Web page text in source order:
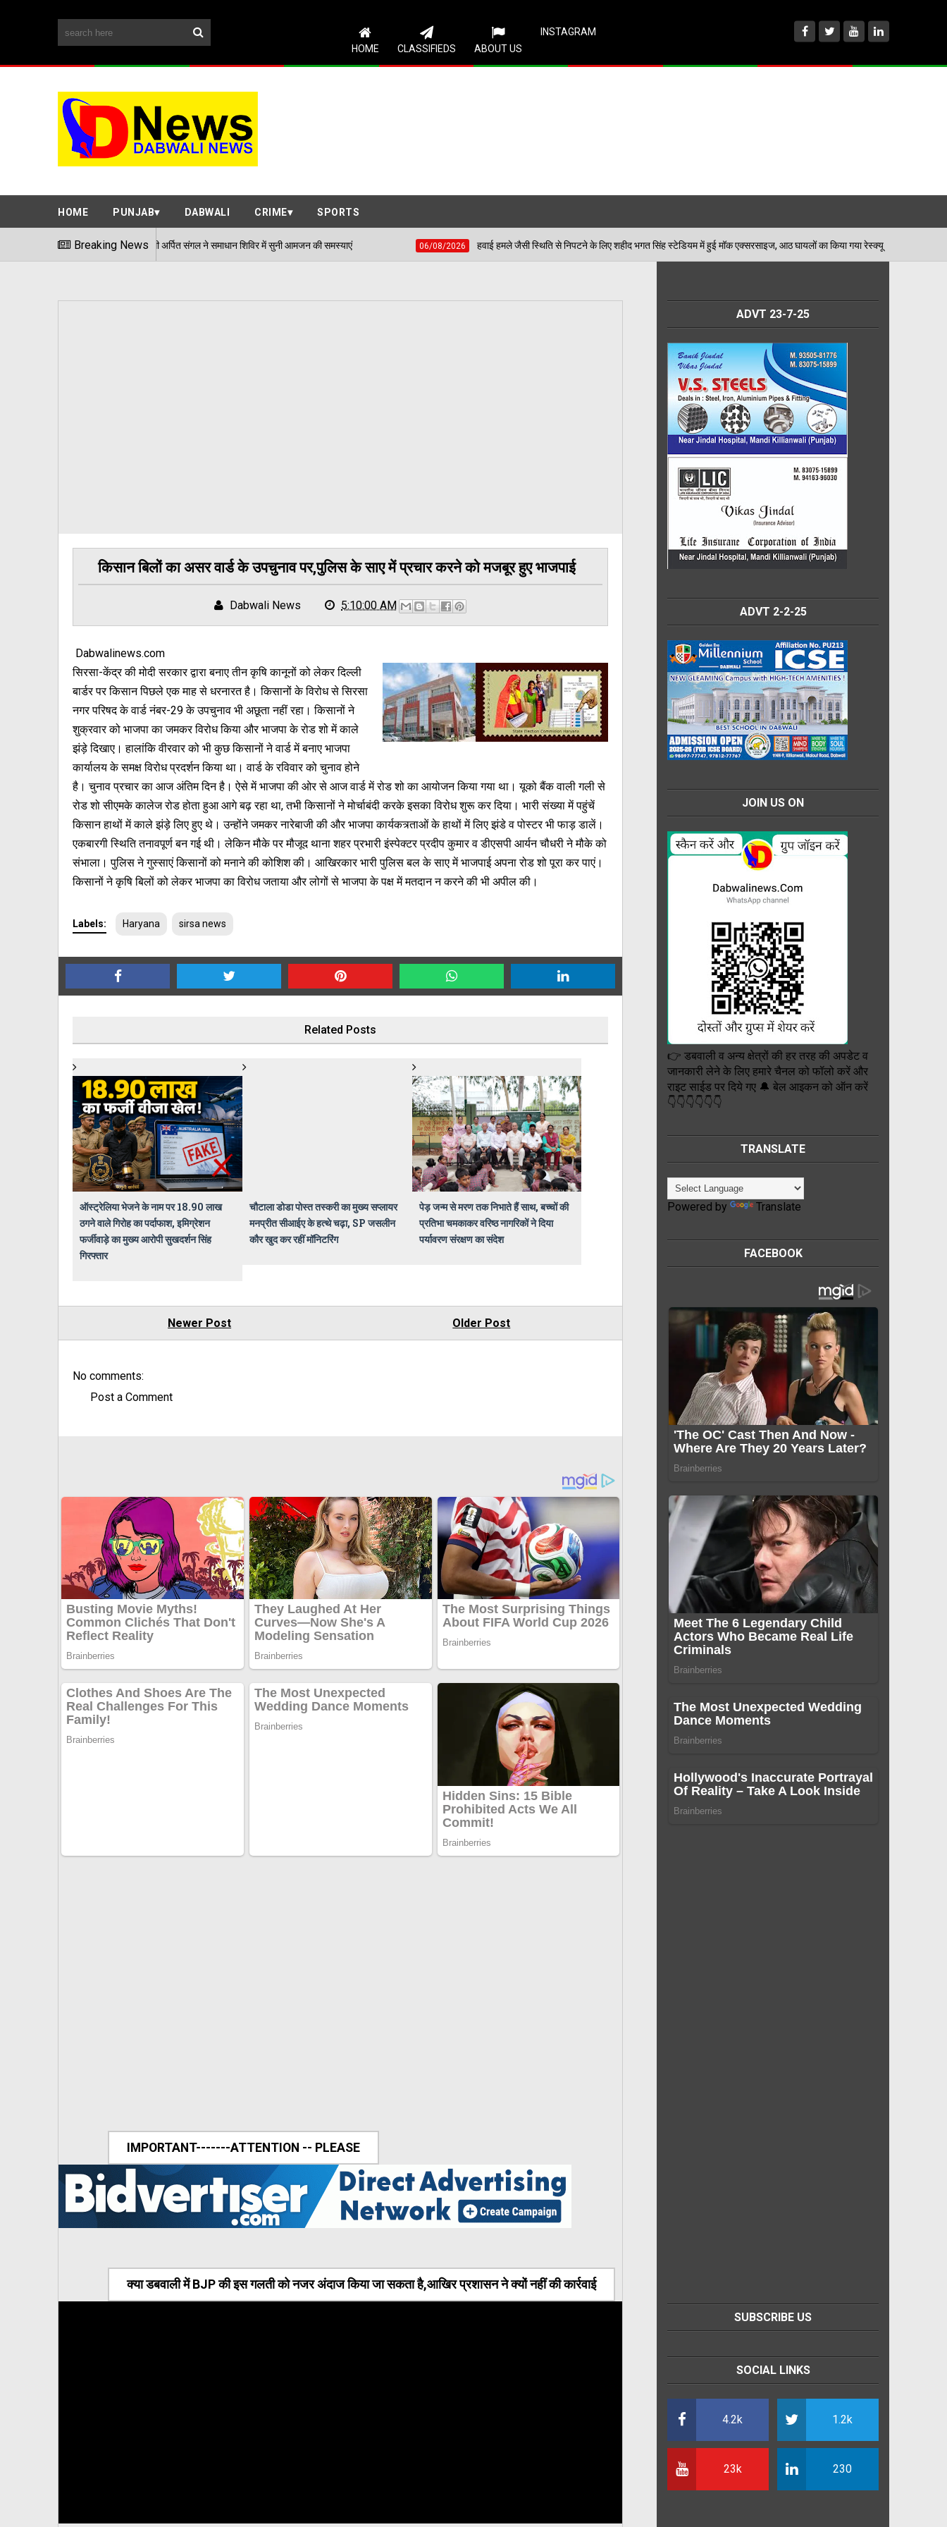
HOME CLASSIFIEDS ABOUT US
INSTAGRAM
HOME PUNJAB DABWALI CRIME SPORTS
Breaking News
06/08/2026 एडीसी अर्पित संगल ने समाधान शिविर में सुनी आमजन की समस्याएं हवाई हमले जैसी स्थिति से निपटने के लिए शहीद भगत सिंह स्टेडियम में हुई मॉक एक्सरसाइज, आठ घायलों का किया गया रेस्क्यू
किसान बिलों का असर वार्ड के उपचुनाव पर,पुलिस के साए में प्रचार करने को मजबूर हुए भाजपाई
Dabwali News 5:10:00 AM
Dabwalinews.com
सिरसा-केंद्र की मोदी सरकार द्वारा बनाए तीन कृषि कानूनों को लेकर दिल्ली
बार्डर पर किसान पिछले एक माह से धरनारत है। किसानों के विरोध से सिरसा
नगर परिषद के वार्ड नंबर-29 के उपचुनाव भी अछूता नहीं रहा। किसानों ने
शुक्रवार को भाजपा का जमकर विरोध किया और भाजपा के रोड शो में काले
झंड़े दिखाए। हालांकि वीरवार को भी कुछ किसानों ने वार्ड में बनाए भाजपा
कार्यालय के समक्ष विरोध प्रदर्शन किया था। वार्ड के रविवार को चुनाव होने
है। चुनाव प्रचार का आज अंतिम दिन है। ऐसे में भाजपा की ओर से आज वार्ड में रोड शो का आयोजन किया गया था। यूको बैंक वाली गली से
रोड शो सीएमके कालेज रोड होता हुआ आगे बढ़ रहा था, तभी किसानों ने मोर्चाबंदी करके इसका विरोध शुरू कर दिया। भारी संख्या में पहुंचें
किसान हाथों में काले झंड़े लिए हुए थे। उन्होंने जमकर नारेबाजी की और भाजपा कार्यकत्र्ताओं के हाथों में लिए झंडे व पोस्टर भी फाड़ डालें।
एकबारगी स्थिति तनावपूर्ण बन गई थी। लेकिन मौके पर मौजूद थाना शहर प्रभारी इंस्पेक्टर प्रदीप कुमार व डीएसपी आर्यन चौधरी ने मौके को
संभाला। पुलिस ने गुस्साएं किसानों को मनाने की कोशिश की। आखिरकार भारी पुलिस बल के साए में भाजपाई अपना रोड शो पूरा कर पाएं।
किसानों ने कृषि बिलों को लेकर भाजपा का विरोध जताया और लोगों से भाजपा के पक्ष में मतदान न करने की भी अपील की।
Labels: Haryana sirsa news
Related Posts
ऑस्ट्रेलिया भेजने के नाम पर 18.90 लाख
ठगने वाले गिरोह का पर्दाफाश, इमिग्रेशन
फर्जीवाड़े का मुख्य आरोपी सुखदर्शन सिंह
गिरफ्तार
चौटाला डोडा पोस्त तस्करी का मुख्य सप्लायर
मनप्रीत सीआईए के हत्थे चढ़ा, SP जसलीन
कौर खुद कर रहीं मॉनिटरिंग
पेड़ जन्म से मरण तक निभाते हैं साथ, बच्चों की
प्रतिभा चमकाकर वरिष्ठ नागरिकों ने दिया
पर्यावरण संरक्षण का संदेश
Newer Post Older Post
No comments:
Post a Comment
IMPORTANT-------ATTENTION -- PLEASE
क्या डबवाली में BJP की इस गलती को नजर अंदाज किया जा सकता है,आखिर प्रशासन ने क्यों नहीं की कार्रवाई
ADVT 23-7-25
ADVT 2-2-25
JOIN US ON
👉 डबवाली व अन्य क्षेत्रों की हर तरह की अपडेट व
जानकारी लेने के लिए हमारे चैनल को फॉलो करें और
राइट साईड पर दिये गए 🔔 बेल आइकन को ऑन करें
👇👇👇👇👇👇
TRANSLATE
Powered by Translate
FACEBOOK
SUBSCRIBE US
SOCIAL LINKS
4.2k 1.2k
23k 230